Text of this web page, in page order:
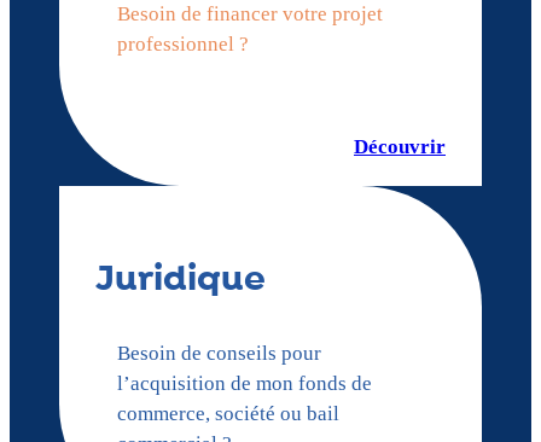
Besoin de financer votre projet
professionnel ?
Découvrir
Juridique
Besoin de conseils pour
l’acquisition de mon fonds de
commerce, société ou bail